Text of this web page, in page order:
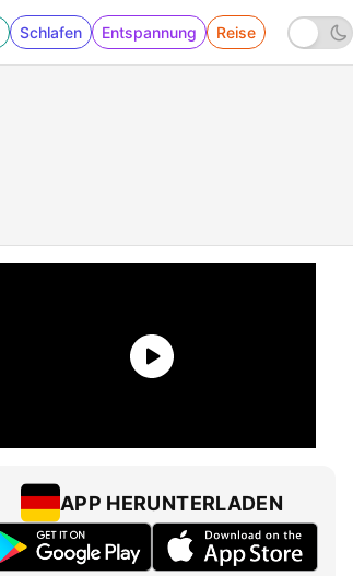
Schlafen Entspannung Reise
APP HERUNTERLADEN